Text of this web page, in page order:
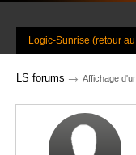
Logic-Sunrise (retour
LS forums → Affichage